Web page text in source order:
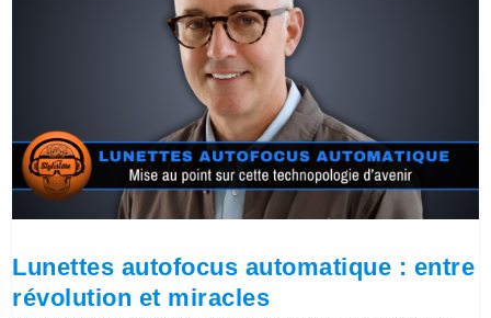
Lunettes autofocus automatique : entre
révolution et miracles